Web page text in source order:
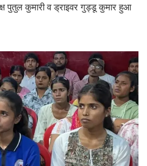
पुतुल कुमारी व ड्राइवर गुड्डू कुमार हुआ